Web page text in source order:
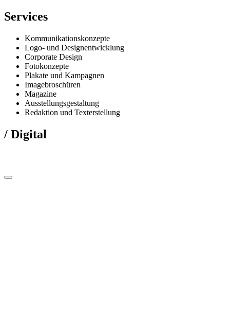
Services
Kommunikationskonzepte
Logo- und Designentwicklung
Corporate Design
Fotokonzepte
Plakate und Kampagnen
Imagebroschüren
Magazine
Ausstellungsgestaltung
Redaktion und Texterstellung
/ Digital